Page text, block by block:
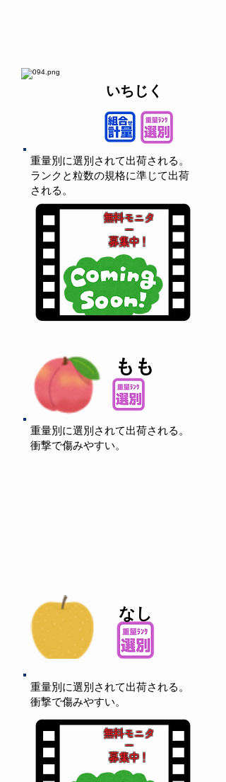
いちじく
重量別に選別されて出荷される。
ランクと粒数の規格に準じて出荷
される。
無料モニタ
ー
募集中！
もも
重量別に選別されて出荷される。
衝撃で傷みやすい。
なし
重量別に選別されて出荷される。
衝撃で傷みやすい。
無料モニタ
ー
募集中！